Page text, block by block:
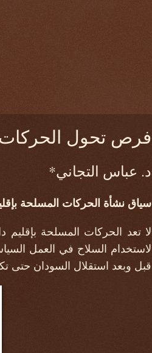
فرص تحول
د. عباس التجاني*
سياق نشأة الحركات المسلحة
قبل وبعد استقلال السودان حتى